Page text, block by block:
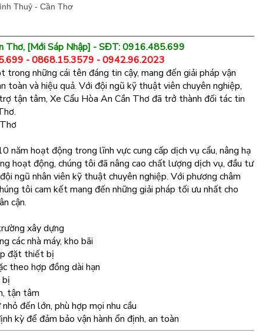
Thuỷ - Cần Thơ
Thơ, [Mới Sáp Nhập] - SĐT: 0916.485.699
- 0868.15.3579 - 0942.96.2023
trong những cái tên đáng tin cậy, mang đến giải pháp vận
toàn và hiệu quả. Với đội ngũ kỹ thuật viên chuyên nghiệp,
tận tâm, Xe Cẩu Hòa An Cần Thơ đã trở thành đối tác tin
năm hoạt động trong lĩnh vực cung cấp dịch vụ cẩu, nâng hạ
hoạt động, chúng tôi đã nâng cao chất lượng dịch vụ, đầu tư
ngũ nhân viên kỹ thuật chuyên nghiệp. Với phương châm
tôi cam kết mang đến những giải pháp tối ưu nhất cho
cận.
xây dựng
các nhà máy, kho bãi
đặt thiết bị
theo hợp đồng dài hạn
bị
tận tâm
đến lớn, phù hợp mọi nhu cầu
kỳ để đảm bảo vận hành ổn định, an toàn